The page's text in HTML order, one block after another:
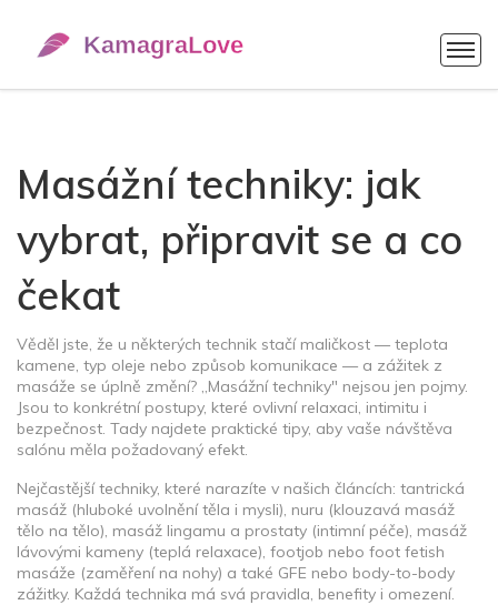
Masážní techniky: jak
vybrat, připravit se a co
čekat
Věděl jste, že u některých technik stačí maličkost — teplota
kamene, typ oleje nebo způsob komunikace — a zážitek z
masáže se úplně změní? „Masážní techniky" nejsou jen pojmy.
Jsou to konkrétní postupy, které ovlivní relaxaci, intimitu i
bezpečnost. Tady najdete praktické tipy, aby vaše návštěva
salónu měla požadovaný efekt.
Nejčastější techniky, které narazíte v našich článcích: tantrická
masáž (hluboké uvolnění těla i mysli), nuru (klouzavá masáž
tělo na tělo), masáž lingamu a prostaty (intimní péče), masáž
lávovými kameny (teplá relaxace), footjob nebo foot fetish
masáže (zaměření na nohy) a také GFE nebo body-to-body
zážitky. Každá technika má svá pravidla, benefity i omezení.